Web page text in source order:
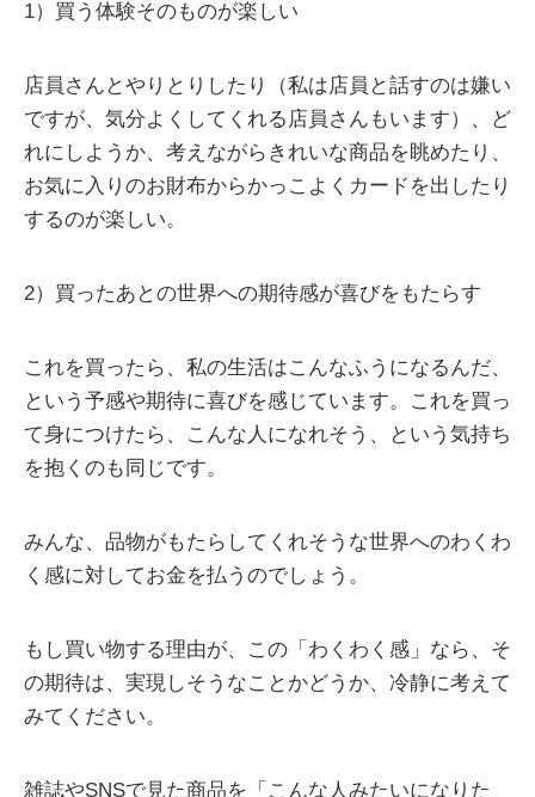
1）買う体験そのものが楽しい
店員さんとやりとりしたり（私は店員と話すのは嫌い
ですが、気分よくしてくれる店員さんもいます）、ど
れにしようか、考えながらきれいな商品を眺めたり、
お気に入りのお財布からかっこよくカードを出したり
するのが楽しい。
2）買ったあとの世界への期待感が喜びをもたらす
これを買ったら、私の生活はこんなふうになるんだ、
という予感や期待に喜びを感じています。これを買っ
て身につけたら、こんな人になれそう、という気持ち
を抱くのも同じです。
みんな、品物がもたらしてくれそうな世界へのわくわ
く感に対してお金を払うのでしょう。
もし買い物する理由が、この「わくわく感」なら、そ
の期待は、実現しそうなことかどうか、冷静に考えて
みてください。
雑誌やSNSで見た商品を「こんな人みたいになりた